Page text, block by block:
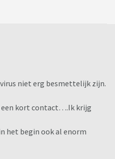
waarbij nu bron en
niet erg besmettelijk zijn.
een kort contact….Ik krijg
het begin ook al enorm